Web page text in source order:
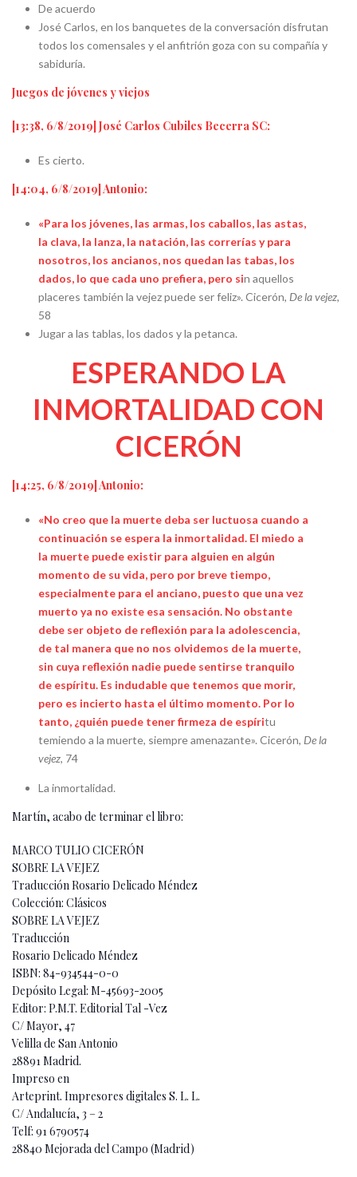
De acuerdo
José Carlos, en los banquetes de la conversación disfrutan
todos los comensales y el anfitrión goza con su compañía y
sabiduría.
Juegos de jóvenes y viejos
[13:38, 6/8/2019] José Carlos Cubiles Becerra SC:
Es cierto.
[14:04, 6/8/2019] Antonio:
«Para los jóvenes, las armas, los caballos, las astas,
la clava, la lanza, la natación, las correrías y para
nosotros, los ancianos, nos quedan las tabas, los
dados, lo que cada uno prefiera, pero sin aquellos
placeres también la vejez puede ser feliz». Cicerón, De la vejez,
58
Jugar a las tablas, los dados y la petanca.
ESPERANDO LA
INMORTALIDAD CON
CICERÓN
[14:25, 6/8/2019] Antonio:
«No creo que la muerte deba ser luctuosa cuando a
continuación se espera la inmortalidad. El miedo a
la muerte puede existir para alguien en algún
momento de su vida, pero por breve tiempo,
especialmente para el anciano, puesto que una vez
muerto ya no existe esa sensación. No obstante
debe ser objeto de reflexión para la adolescencia,
de tal manera que no nos olvidemos de la muerte,
sin cuya reflexión nadie puede sentirse tranquilo
de espíritu. Es indudable que tenemos que morir,
pero es incierto hasta el último momento. Por lo
tanto, ¿quién puede tener firmeza de espíritu
temiendo a la muerte, siempre amenazante». Cicerón, De la
vejez, 74
La inmortalidad.
Martín, acabo de terminar el libro:
MARCO TULIO CICERÓN
SOBRE LA VEJEZ
Traducción Rosario Delicado Méndez
Colección: Clásicos
SOBRE LA VEJEZ
Traducción
Rosario Delicado Méndez
ISBN: 84-934544-0-0
Depósito Legal: M-45693-2005
Editor: P.M.T. Editorial Tal -Vez
C/ Mayor, 47
Velilla de San Antonio
28891 Madrid.
Impreso en
Arteprint. Impresores digitales S. L. L.
C/ Andalucía, 3 – 2
Telf: 91 6790574
28840 Mejorada del Campo (Madrid)